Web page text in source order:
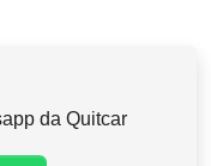
da Quitcar